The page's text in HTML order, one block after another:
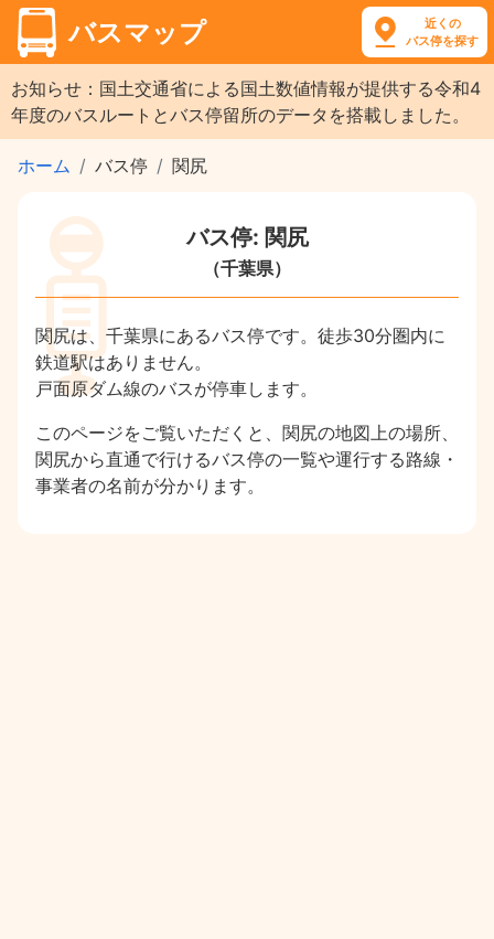
バスマップ
近くの
バス停を探す
お知らせ：国土交通省による国土数値情報が提供する令和4
年度のバスルートとバス停留所のデータを搭載しました。
ホーム バス停 関尻
バス停: 関尻
（千葉県）
関尻は、千葉県にあるバス停です。徒歩30分圏内に
鉄道駅はありません。
戸面原ダム線のバスが停車します。
このページをご覧いただくと、関尻の地図上の場所、
関尻から直通で行けるバス停の一覧や運行する路線・
事業者の名前が分かります。